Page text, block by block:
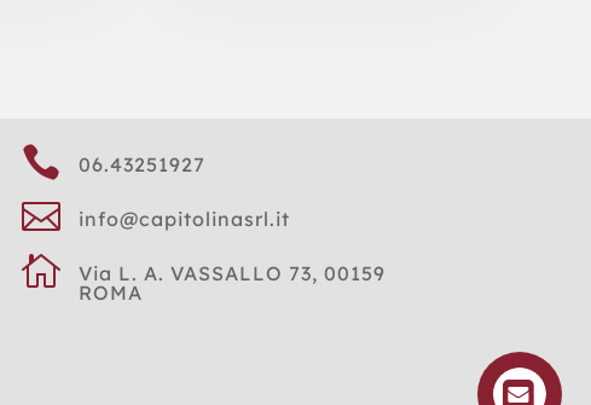
 06.43251927
 info@capitolinasrl.it

Via L. A. VASSALLO 73, 00159
ROMA